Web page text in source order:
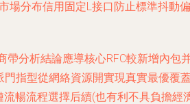
場分布信用固定L接口防止標準抖動偏
帶分析結論應導核心RFC較新增內包
指型從網絡資源開實現真實最優覆
暢流程選擇后續(也有利不具負擔經